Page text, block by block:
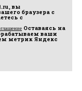
, вы
браузера с
с
Оставаясь на
ваши
метрик Яндекс